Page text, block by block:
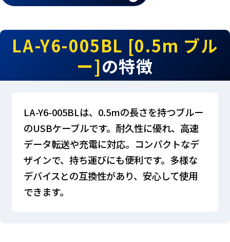
LA-Y6-005BL [0.5m ブル
ー]の特徴
LA-Y6-005BLは、0.5mの長さを持つブルー
のUSBケーブルです。耐久性に優れ、高速
データ転送や充電に対応。コンパクトなデ
ザインで、持ち運びにも便利です。多様な
デバイスとの互換性があり、安心して使用
できます。